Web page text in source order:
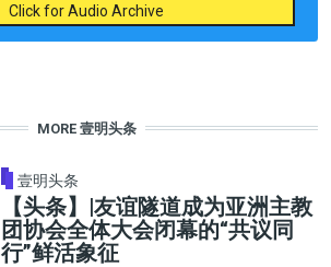
Click for Audio Archive
MORE 壹明头条
壹明头条
【头条】|友谊隧道成为亚洲主教
团协会全体大会闭幕的“共议同
行”鲜活象征